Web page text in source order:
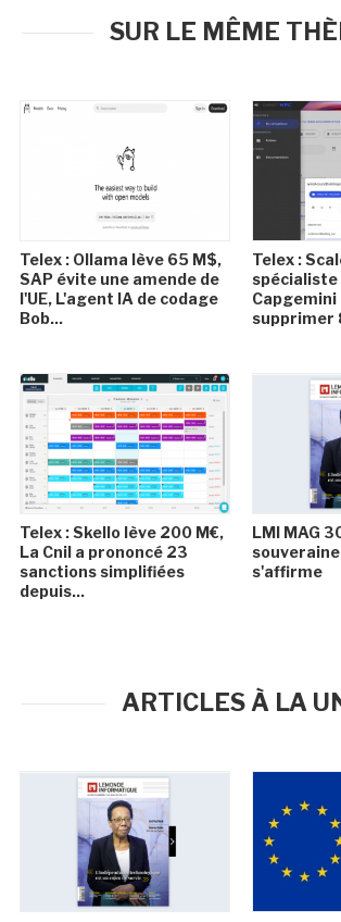
SUR LE MÊME
Telex : Ollama lève 65 M$,
SAP évite une amende de
l'UE, L'agent IA de codage
Bob...
Telex :
spécialiste
Capgemini
supprimer
Telex : Skello lève 200 M€,
La Cnil a prononcé 23
sanctions simplifiées
depuis...
LMI MAG
s'affirme
ARTICLES À LA